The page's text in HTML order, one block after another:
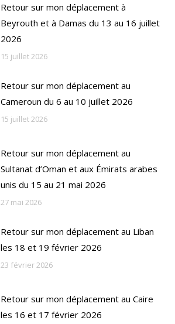
Retour sur mon déplacement à
Beyrouth et à Damas du 13 au 16 juillet
2026
15 juillet 2026
Retour sur mon déplacement au
Cameroun du 6 au 10 juillet 2026
15 juillet 2026
Retour sur mon déplacement au
Sultanat d’Oman et aux Émirats arabes
unis du 15 au 21 mai 2026
27 mai 2026
Retour sur mon déplacement au Liban
les 18 et 19 février 2026
23 février 2026
Retour sur mon déplacement au Caire
les 16 et 17 février 2026